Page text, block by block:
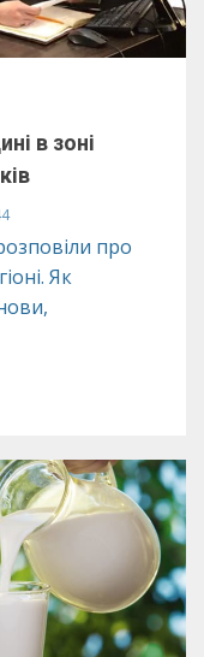
в зоні
про
Як